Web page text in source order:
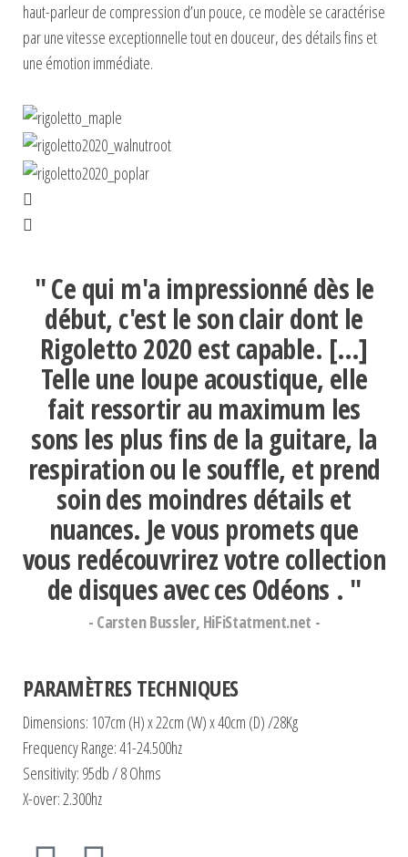
haut-parleur de compression d’un pouce, ce modèle se caractérise
par une vitesse exceptionnelle tout en douceur, des détails fins et
une émotion immédiate.
"Ce qui m'a impressionné dès le
début, c'est le son clair dont le
Rigoletto 2020 est capable. […]
Telle une loupe acoustique, elle
fait ressortir au maximum les
sons les plus fins de la guitare, la
respiration ou le souffle, et prend
soin des moindres détails et
nuances. Je vous promets que
vous redécouvrirez votre collection
de disques avec ces Odéons . "
- Carsten Bussler, HiFiStatment.net -
PARAMÈTRES TECHNIQUES
Dimensions: 107cm (H) x 22cm (W) x 40cm (D) /28Kg
Frequency Range: 41-24.500hz
Sensitivity: 95db / 8 Ohms
X-over: 2.300hz